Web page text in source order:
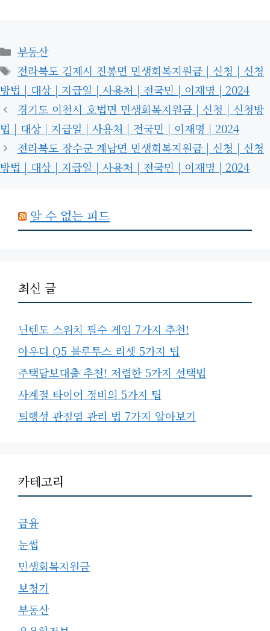
카
테
고
리
부동산
태
그
전라북도 김제시 진봉면 민생회복지원금 | 신청 | 신청
방법 | 대상 | 지급일 | 사용처 | 전국민 | 이재명 | 2024
경기도 이천시 호법면 민생회복지원금 | 신청 | 신청방
법 | 대상 | 지급일 | 사용처 | 전국민 | 이재명 | 2024
전라북도 장수군 계남면 민생회복지원금 | 신청 | 신청
방법 | 대상 | 지급일 | 사용처 | 전국민 | 이재명 | 2024
알 수 없는 피드
최신 글
닌텐도 스위치 필수 게임 7가지 추천!
아우디 Q5 블루투스 리셋 5가지 팁
주택담보대출 추천! 저렴한 5가지 선택법
사계절 타이어 정비의 5가지 팁
퇴행성 관절염 관리 법 7가지 알아보기
카테고리
금융
눈썹
민생회복지원금
보청기
부동산